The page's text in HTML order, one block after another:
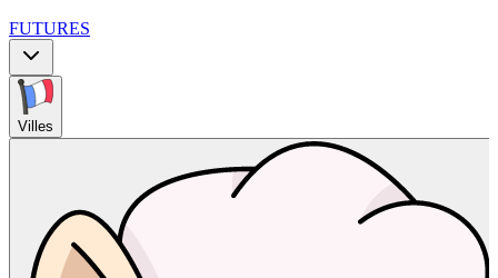
FUTURES
Villes